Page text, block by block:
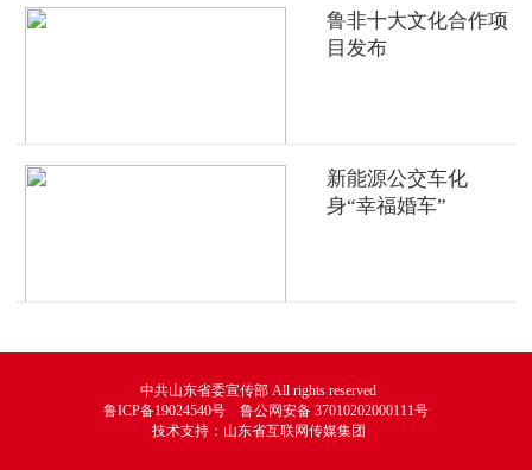
鲁非十大文化合作项
目发布
新能源公交车化
身“幸福婚车”
中共山东省委宣传部 All rights reserved
鲁ICP备19024540号 鲁公网安备 37010202000111号
技术支持：山东省互联网传媒集团